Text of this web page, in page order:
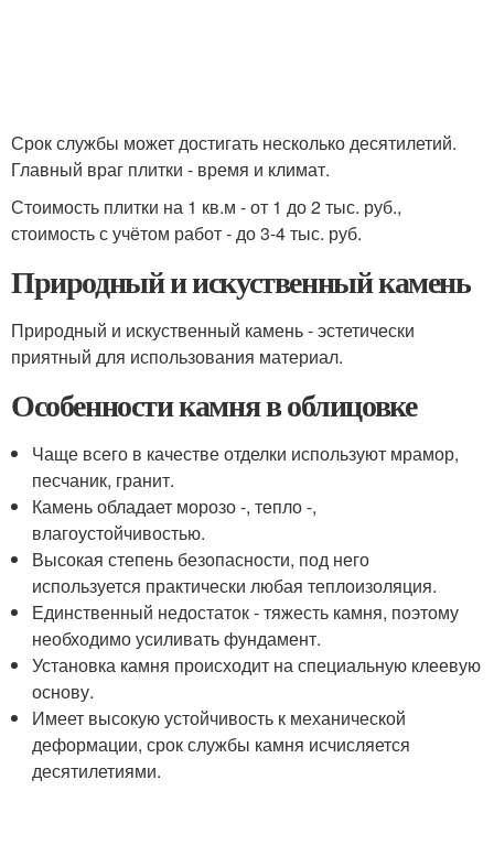
Срок службы может достигать несколько десятилетий.
Главный враг плитки - время и климат.
Стоимость плитки на 1 кв.м - от 1 до 2 тыс. руб.,
стоимость с учётом работ - до 3-4 тыс. руб.
Природный и искуственный камень
Природный и искуственный камень - эстетически
приятный для использования материал.
Особенности камня в облицовке
Чаще всего в качестве отделки используют мрамор,
песчаник, гранит.
Камень обладает морозо -, тепло -,
влагоустойчивостью.
Высокая степень безопасности, под него
используется практически любая теплоизоляция.
Единственный недостаток - тяжесть камня, поэтому
необходимо усиливать фундамент.
Установка камня происходит на специальную клеевую
основу.
Имеет высокую устойчивость к механической
деформации, срок службы камня исчисляется
десятилетиями.